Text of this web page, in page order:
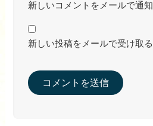
新しいコメントをメールで通知
新しい投稿をメールで受け取る